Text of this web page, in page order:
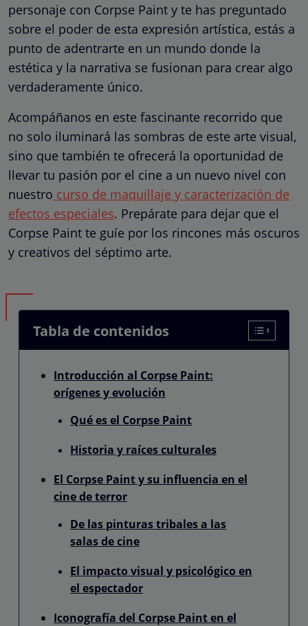
personaje con Corpse Paint y te has preguntado
sobre el poder de esta expresión artística, estás a
punto de adentrarte en un mundo donde la
estética y la narrativa se fusionan para crear algo
verdaderamente único.
Acompáñanos en este fascinante recorrido que
no solo iluminará las sombras de este arte visual,
sino que también te ofrecerá la oportunidad de
llevar tu pasión por el cine a un nuevo nivel con
nuestro curso de maquillaje y caracterización de
efectos especiales. Prepárate para dejar que el
Corpse Paint te guíe por los rincones más oscuros
y creativos del séptimo arte.
Tabla de contenidos
Introducción al Corpse Paint:
orígenes y evolución
Qué es el Corpse Paint
Historia y raíces culturales
El Corpse Paint y su influencia en el
cine de terror
De las pinturas tribales a las
salas de cine
El impacto visual y psicológico en
el espectador
Iconografía del Corpse Paint en el